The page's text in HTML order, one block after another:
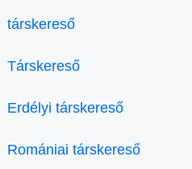
társkereső
Társkereső
Erdélyi társkereső
Romániai társkereső